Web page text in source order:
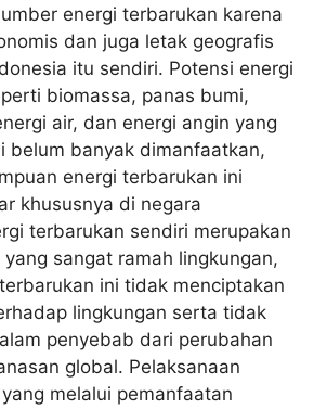
energi terbarukan karena
dan juga letak geografis
itu sendiri. Potensi energi
biomassa, panas bumi,
air, dan energi angin yang
belum banyak dimanfaatkan,
energi terbarukan ini
khususnya di negara
terbarukan sendiri merupakan
sangat ramah lingkungan,
ini tidak menciptakan
lingkungan serta tidak
penyebab dari perubahan
global. Pelaksanaan
melalui pemanfaatan